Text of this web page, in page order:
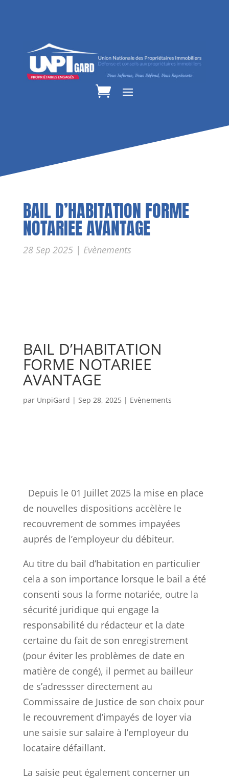
BAIL D’HABITATION FORME
NOTARIEE AVANTAGE
28 Sep 2025| Evènements
BAIL D’HABITATION
FORME NOTARIEE
AVANTAGE
par UnpiGard | Sep 28, 2025| Evènements
Depuis le 01 Juillet 2025 la mise en place
de nouvelles dispositions accèlère le
recouvrement de sommes impayées
auprés de l’employeur du débiteur.
Au titre du bail d’habitation en particulier
cela a son importance lorsque le bail a été
consenti sous la forme notariée, outre la
sécurité juridique qui engage la
responsabilité du rédacteur et la date
certaine du fait de son enregistrement
(pour éviter les problèmes de date en
matière de congé), il permet au bailleur
de s’adressser directement au
Commissaire de Justice de son choix pour
le recouvrement d’impayés de loyer via
une saisie sur salaire à l’employeur du
locataire défaillant.
La saisie peut également concerner un